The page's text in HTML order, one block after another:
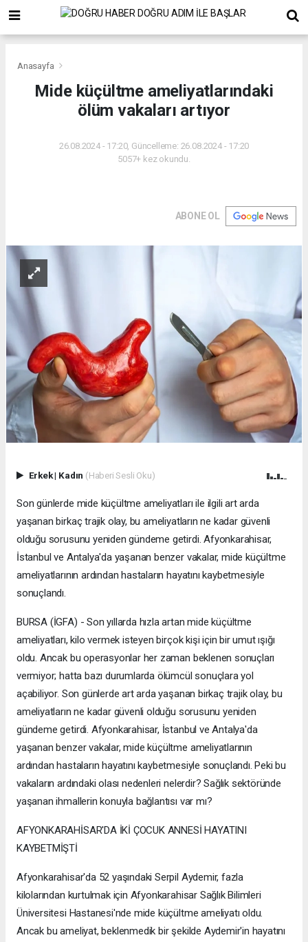
Anasayfa
Mide küçültme ameliyatlarındaki
ölüm vakaları artıyor
26.08.2024 - 17:20, Güncelleme: 26.08.2024 - 17:20
5057+ kez okundu.
ABONE OL
Erkek| Kadın (Haberi Sesli Oku)
Son günlerde mide küçültme ameliyatları ile ilgili art arda
yaşanan birkaç trajik olay, bu ameliyatların ne kadar güvenli
olduğu sorusunu yeniden gündeme getirdi. Afyonkarahisar,
İstanbul ve Antalya'da yaşanan benzer vakalar, mide küçültme
ameliyatlarının ardından hastaların hayatını kaybetmesiyle
sonuçlandı.
BURSA (İGFA) - Son yıllarda hızla artan mide küçültme
ameliyatları, kilo vermek isteyen birçok kişi için bir umut ışığı
oldu. Ancak bu operasyonlar her zaman beklenen sonuçları
vermiyor; hatta bazı durumlarda ölümcül sonuçlara yol
açabiliyor. Son günlerde art arda yaşanan birkaç trajik olay, bu
ameliyatların ne kadar güvenli olduğu sorusunu yeniden
gündeme getirdi. Afyonkarahisar, İstanbul ve Antalya'da
yaşanan benzer vakalar, mide küçültme ameliyatlarının
ardından hastaların hayatını kaybetmesiyle sonuçlandı. Peki bu
vakaların ardındaki olası nedenleri nelerdir? Sağlık sektöründe
yaşanan ihmallerin konuyla bağlantısı var mı?
AFYONKARAHİSAR'DA İKİ ÇOCUK ANNESİ HAYATINI
KAYBETMİŞTİ
Afyonkarahisar'da 52 yaşındaki Serpil Aydemir, fazla
kilolarından kurtulmak için Afyonkarahisar Sağlık Bilimleri
Üniversitesi Hastanesi'nde mide küçültme ameliyatı oldu.
Ancak bu ameliyat, beklenmedik bir şekilde Aydemir'in hayatını